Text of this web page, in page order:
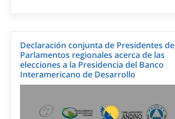
Declaración conjunta de Presidentes de
Parlamentos regionales acerca de las
elecciones a la Presidencia del Banco
Interamericano de Desarrollo